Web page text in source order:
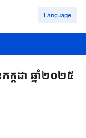
Language
ក្កដា ឆ្នាំ២០២៥